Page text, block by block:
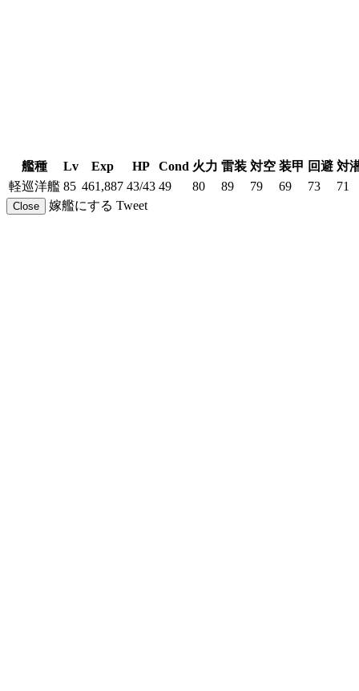
艦種 Lv Exp HP Cond 火力 雷装 対空 装甲 回避 対
軽巡洋艦 85 461,887 43/43 49 80 89 79 69 73 71
Close 嫁艦にする Tweet